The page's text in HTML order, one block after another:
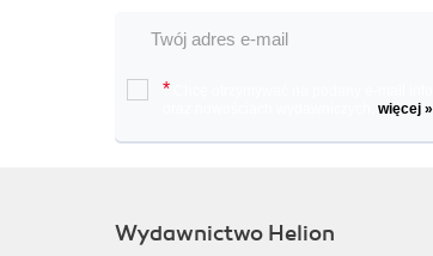
*
więcej »
Wydawnictwo Helion